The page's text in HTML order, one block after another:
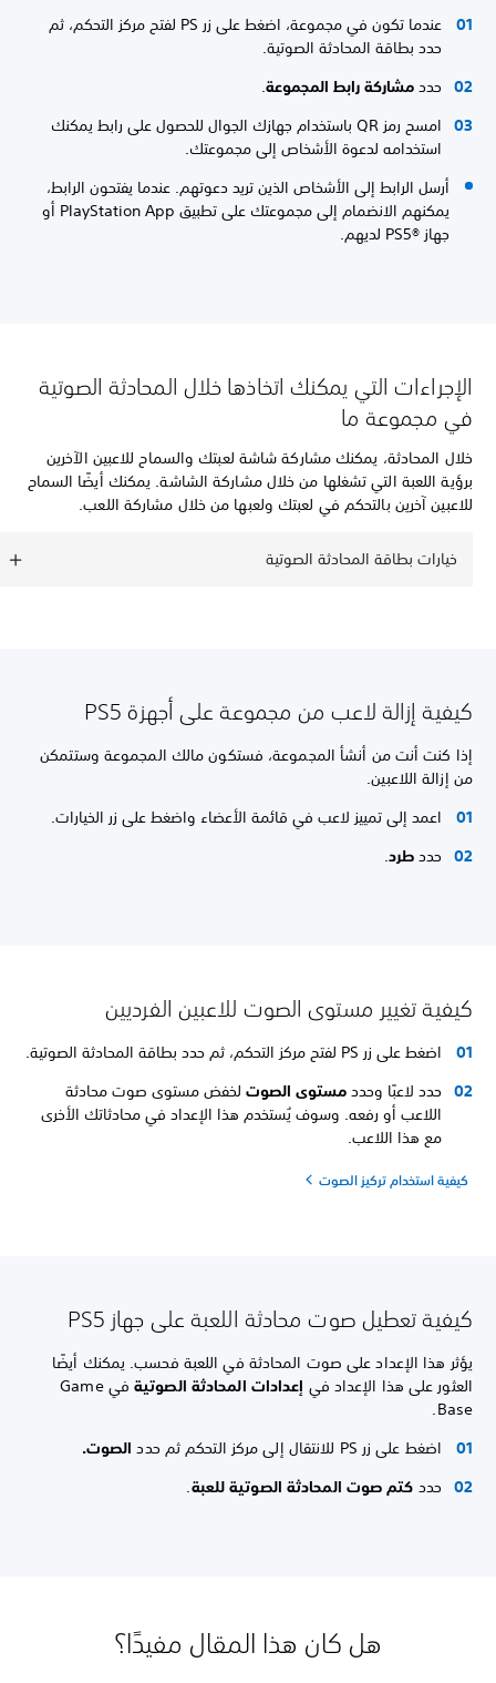
عندما تكون في مجموعة، اضغط على زر PS لفتح مركز التحكم، ثم
حدد بطاقة المحادثة الصوتية.
حددمشاركة رابط المجموعة.
امسح رمز QR باستخدام جهازك الجوال للحصول على رابط يمكنك
استخدامه لدعوة الأشخاص إلى مجموعتك.
أرسل الرابط إلى الأشخاص الذين تريد دعوتهم. عندما يفتحون الرابط،
يمكنهم الانضمام إلى مجموعتك على تطبيق PlayStation App أو
جهاز PS5®‎ لديهم.
الإجراءات التي يمكنك اتخاذها خلال المحادثة الصوتية
في مجموعة ما
خلال المحادثة، يمكنك مشاركة شاشة لعبتك والسماح للاعبين الآخرين
برؤية اللعبة التي تشغلها من خلال مشاركة الشاشة. يمكنك أيضًا السماح
للاعبين آخرين بالتحكم في لعبتك ولعبها من خلال مشاركة اللعب.
خيارات بطاقة المحادثة الصوتية
كيفية إزالة لاعب من مجموعة على أجهزة PS5
إذا كنت أنت من أنشأ المجموعة، فستكون مالك المجموعة وستتمكن
من إزالة اللاعبين.
اعمد إلى تمييز لاعب في قائمة الأعضاء واضغط على زر الخيارات.
حددطرد.
كيفية تغيير مستوى الصوت للاعبين الفرديين
اضغط على زر PS لفتح مركز التحكم، ثم حدد بطاقة المحادثة الصوتية.
حدد لاعبًا وحددمستوى الصوتلخفض مستوى صوت محادثة
اللاعب أو رفعه. وسوف يُستخدم هذا الإعداد في محادثاتك الأخرى
مع هذا اللاعب.
كيفية استخدام تركيز الصوت
كيفية تعطيل صوت محادثة اللعبة على جهاز PS5
يؤثر هذا الإعداد على صوت المحادثة في اللعبة فحسب. يمكنك أيضًا
العثور على هذا الإعداد فيإعدادات المحادثة الصوتية
في Game
Base.
اضغط على زر PS للانتقال إلى مركز التحكم ثم حدد
الصوت.
حددكتم صوت المحادثة الصوتية للعبة.
هل كان هذا المقال مفيدًا؟